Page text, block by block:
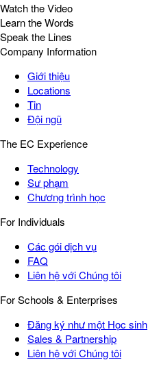
Watch the Video
Learn the Words
Speak the Lines
Company Information
Giới thiệu
Locations
Tin
Đội ngũ
The EC Experience
Technology
Sư phạm
Chương trình học
For Individuals
Các gói dịch vụ
FAQ
Liên hệ với Chúng tôi
For Schools & Enterprises
Đăng ký như một Học sinh
Sales & Partnership
Liên hệ với Chúng tôi